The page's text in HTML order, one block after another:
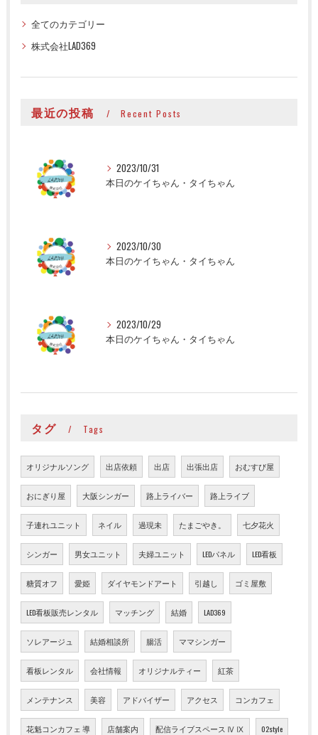
全てのカテゴリー
株式会社LAD369
最近の投稿 Recent Posts
2023/10/31
本日のケイちゃん・タイちゃん
2023/10/30
本日のケイちゃん・タイちゃん
2023/10/29
本日のケイちゃん・タイちゃん
タグ Tags
オリジナルソング 出店依頼 出店 出張出店 おむすび屋
おにぎり屋 大阪シンガー 路上ライバー 路上ライブ
子連れユニット ネイル 過現未 たまごやき。 七夕花火
シンガー 男女ユニット 夫婦ユニット LEDパネル LED看板
糖質オフ 愛姫 ダイヤモンドアート 引越し ゴミ屋敷
LED看板販売レンタル マッチング 結婚 LAD369
ソレアージュ 結婚相談所 腸活 ママシンガー
看板レンタル 会社情報 オリジナルティー 紅茶
メンテナンス 美容 アドバイザー アクセス コンカフェ
花魁コンカフェ 導 店舗案内 配信ライブスペース Ⅳ Ⅸ 02style